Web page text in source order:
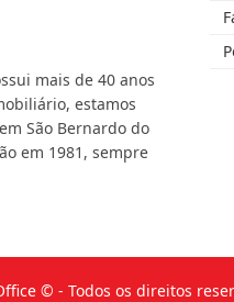
mais de 40 anos
estamos
São Bernardo do
em 1981, sempre
© - Todos os direitos